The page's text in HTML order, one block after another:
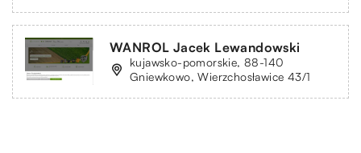
WANROL Jacek Lewandowski
kujawsko-pomorskie, 88-140
Gniewkowo, Wierzchosławice 43/1